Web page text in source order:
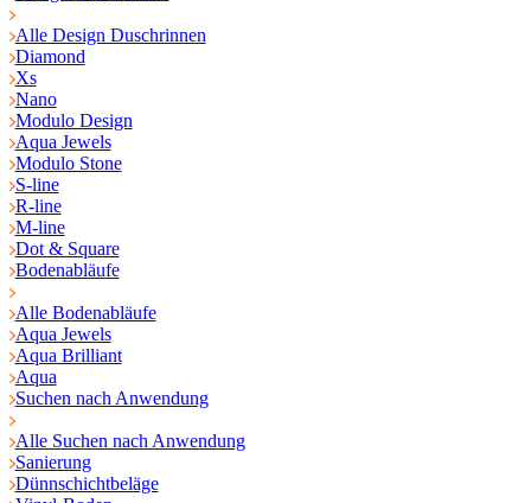
Alle Design Duschrinnen
Diamond
Xs
Nano
Modulo Design
Aqua Jewels
Modulo Stone
S-line
R-line
M-line
Dot & Square
Bodenabläufe
Alle Bodenabläufe
Aqua Jewels
Aqua Brilliant
Aqua
Suchen nach Anwendung
Alle Suchen nach Anwendung
Sanierung
Dünnschichtbeläge